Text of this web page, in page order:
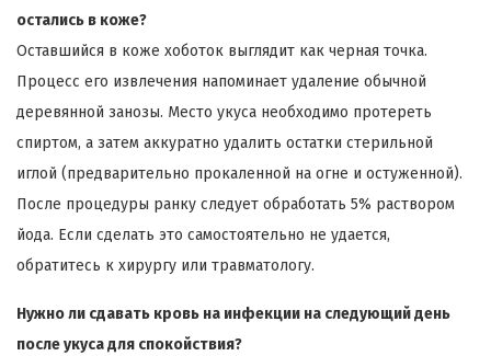
остались в коже?
Оставшийся в коже хоботок выглядит как черная точка.
Процесс его извлечения напоминает удаление обычной
деревянной занозы. Место укуса необходимо протереть
спиртом, а затем аккуратно удалить остатки стерильной
иглой (предварительно прокаленной на огне и остуженной).
После процедуры ранку следует обработать 5% раствором
йода. Если сделать это самостоятельно не удается,
обратитесь к хирургу или травматологу.
Нужно ли сдавать кровь на инфекции на следующий день
после укуса для спокойствия?